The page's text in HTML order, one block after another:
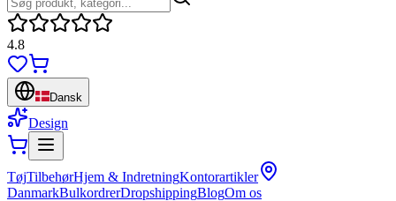
4.8
Dansk
Design
TøjTilbehørHjem & IndretningKontorartikler
DanmarkBulkordrerDropshippingBlogOm os